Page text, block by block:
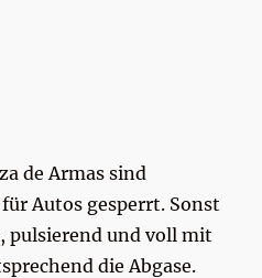
de Armas sind
Autos gesperrt. Sonst
pulsierend und voll mit
die Abgase.